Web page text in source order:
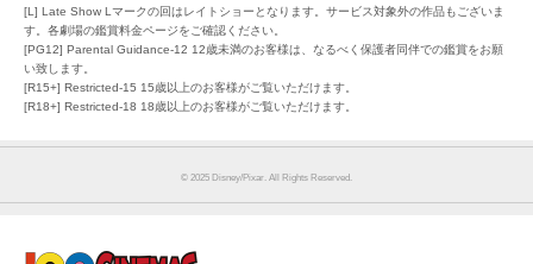
[L] Late Show Lマークの回はレイトショーとなります。サービス対象外の作品もございま
す。各劇場の鑑賞料金ページをご確認ください。
[PG12] Parental Guidance-12 12歳未満のお客様は、なるべく保護者同伴での鑑賞をお願
い致します。
[R15+] Restricted-15 15歳以上のお客様がご覧いただけます。
[R18+] Restricted-18 18歳以上のお客様がご覧いただけます。
© 2025 Disney/Pixar. All Rights Reserved.